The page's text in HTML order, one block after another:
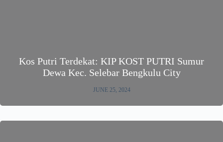
Kos Putri Terdekat: KIP KOST PUTRI Sumur
Dewa Kec. Selebar Bengkulu City
JUNE 25, 2024